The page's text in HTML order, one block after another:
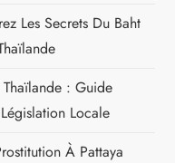
Les Secrets Du Baht
Thaïlande : Guide
Locale
À Pattaya